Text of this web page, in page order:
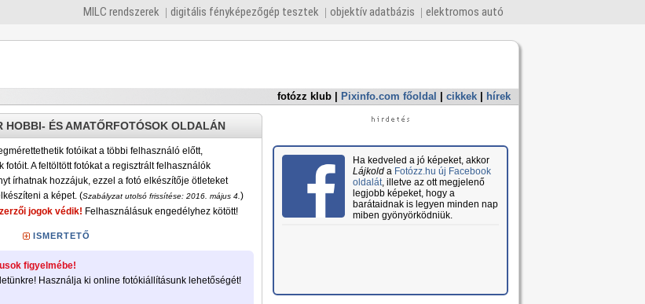
MILC rendszerek digitális fényképezőgép tesztek objektív adatbázis elektromos autó
fotózz klub Pixinfo.com főoldal cikkek hírek
HOBBI- ÉS AMATŐRFOTÓSOK OLDALÁN
fotóikat a többi felhasználó előtt,
A feltöltött fotókat a regisztrált felhasználók
írhatnak hozzájuk, ezzel a fotó elkészítője ötleteket
a képet. (Szabályzat utolsó frissítése: 2016. május 4. )
jogok védik! Felhasználásuk engedélyhez kötött!
ISMERTETŐ
figyelmébe!
Használja ki online fotókiállításunk lehetőségét!
Ha kedveled a jó képeket, akkor
Lájkolda Fotózz.hu új Facebook
oldalát, illetve az ott megjelenő
legjobb képeket, hogy a
barátaidnak is legyen minden nap
miben gyönyörködniük.